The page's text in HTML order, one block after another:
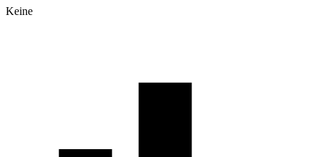
Keine